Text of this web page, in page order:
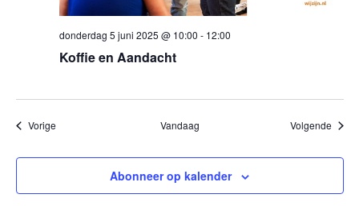
Koffie en Aandacht
donderdag 5 juni 2025 @ 10:00 - 12:00
VorigeEvenementen Vandaag Volgende
Abonneer op kalender